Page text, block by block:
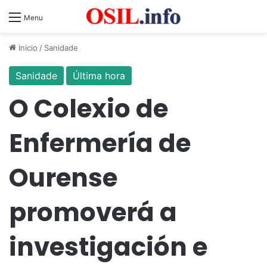
Menu
Inicio / Sanidade
Sanidade Última hora
O Colexio de
Enfermería de
Ourense
promoverá a
investigación e